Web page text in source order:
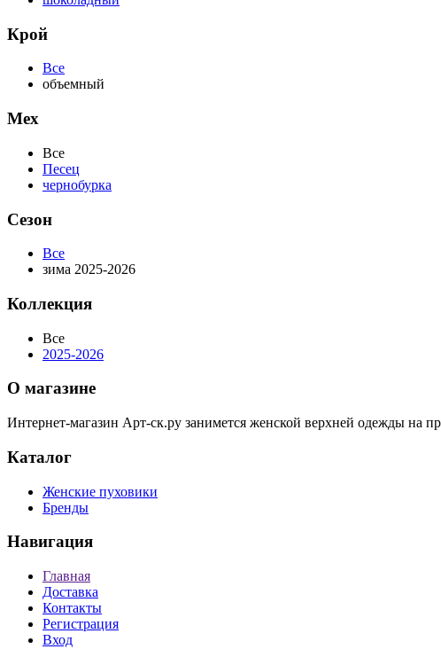
Крой
Все
объемный
Мех
Все
Песец
чернобурка
Сезон
Все
зима 2025-2026
Коллекция
Все
2025-2026
О магазине
Интернет-магазин Арт-ск.ру занимется женской верхней одежды
Каталог
Женские пуховики
Бренды
Навигация
Главная
Доставка
Контакты
Регистрация
Вход